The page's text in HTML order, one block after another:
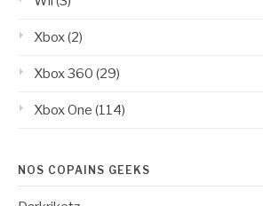
Xbox(2)
Xbox 360 (29)
Xbox One (114)
NOS COPAINS GEEKS